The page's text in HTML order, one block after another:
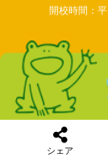
開校時間：
シェア